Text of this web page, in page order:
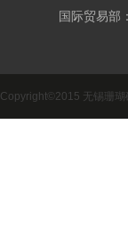
国际贸易部
Copyright©2015 无锡珊